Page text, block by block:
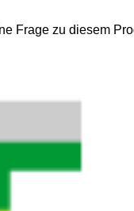
Frage zu diesem